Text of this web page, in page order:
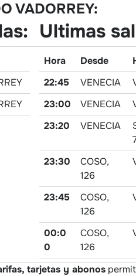
VADORREY:
Ultimas
Hora Desde
22:45
VENECIA
23:00
VENECIA
23:20
VENECIA
23:30
COSO,
126
23:45
COSO,
126
00:0
0
COSO,
126
tarjetas y abonos